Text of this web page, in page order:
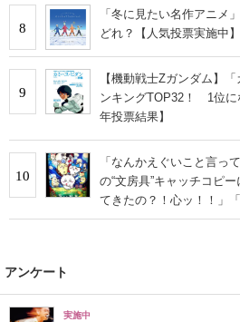
8
「冬に見たい名作アニ
どれ？【人気投票実施中】
9
【機動戦士Zガンダム】
ンキングTOP32！ 1位に
年投票結果】
10
「なんかえぐいこと言
の“文房具”キャッチコピ
てきたの？！心ッ！！」
い」
アンケート
実施中